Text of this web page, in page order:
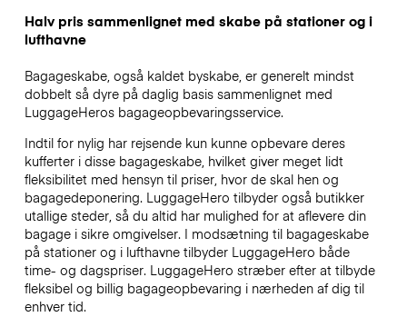
Halv pris sammenlignet med skabe på stationer og i
lufthavne
Bagageskabe, også kaldet byskabe, er generelt mindst
dobbelt så dyre på daglig basis sammenlignet med
LuggageHeros bagageopbevaringsservice.
Indtil for nylig har rejsende kun kunne opbevare deres
kufferter i disse bagageskabe, hvilket giver meget lidt
fleksibilitet med hensyn til priser, hvor de skal hen og
bagagedeponering. LuggageHero tilbyder også butikker
utallige steder, så du altid har mulighed for at aflevere din
bagage i sikre omgivelser. I modsætning til bagageskabe
på stationer og i lufthavne tilbyder LuggageHero både
time- og dagspriser. LuggageHero stræber efter at tilbyde
fleksibel og billig bagageopbevaring i nærheden af dig til
enhver tid.